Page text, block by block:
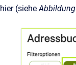
hier (siehe